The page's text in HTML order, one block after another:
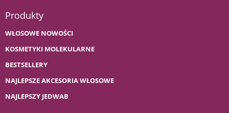
Produkty
WŁOSOWE NOWOŚCI
KOSMETYKI MOLEKULARNE
BESTSELLERY
NAJLEPSZE AKCESORIA WŁOSOWE
NAJLEPSZY JEDWAB